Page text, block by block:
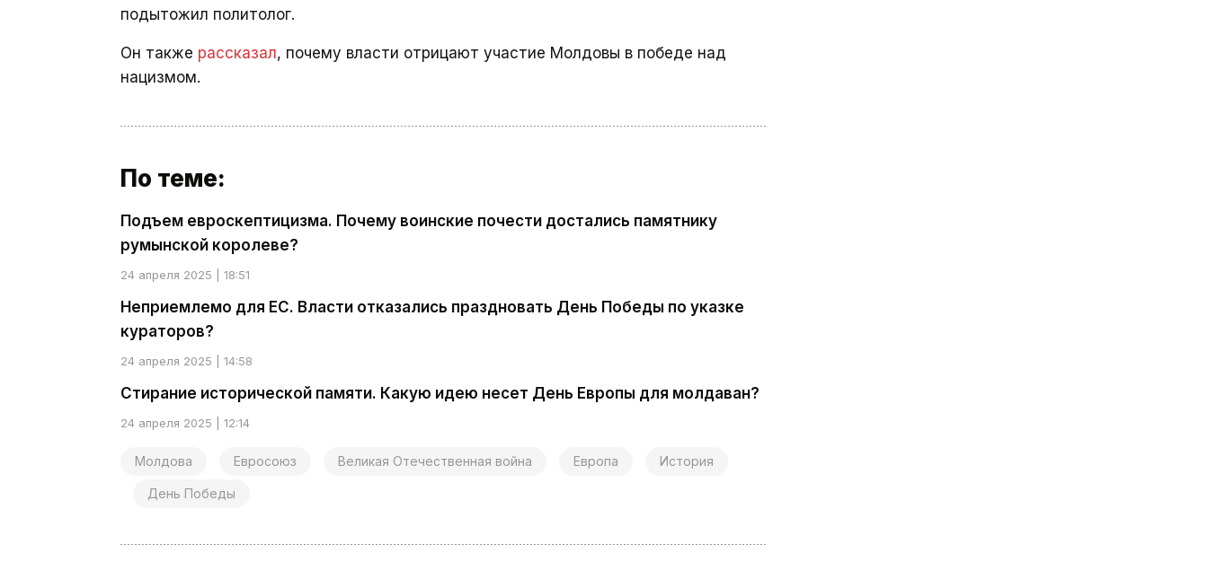
подытожил политолог.
Он также рассказал, почему власти отрицают участие Молдовы в победе над
нацизмом.
По теме:
Подъем евроскептицизма. Почему воинские почести достались памятнику
румынской королеве?
24 апреля 2025 | 18:51
Неприемлемо для ЕС. Власти отказались праздновать День Победы по указке
кураторов?
24 апреля 2025 | 14:58
Стирание исторической памяти. Какую идею несет День Европы для молдаван?
24 апреля 2025 | 12:14
Молдова Евросоюз Великая Отечественная война Европа История
День Победы